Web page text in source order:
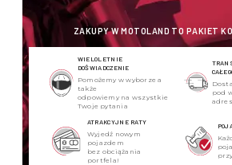
ZAKUPY W MOTOLAND TO PAKIET
WIELOLETNIE
DOŚWIADCZENIE
Pomożemy w wyborze a
także
odpowiemy na wszystkie
Twoje pytania
pod
adres
ATRAKCYJNE RATY
Wyjedź nowym
pojazdem
bez obciążania
portfela!